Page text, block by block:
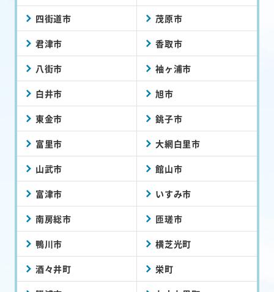
四街道市 茂原市
君津市 香取市
八街市 袖ヶ浦市
白井市 旭市
東金市 銚子市
富里市 大網白里市
山武市 館山市
富津市 いすみ市
南房総市 匝瑳市
鴨川市 横芝光町
酒々井町 栄町